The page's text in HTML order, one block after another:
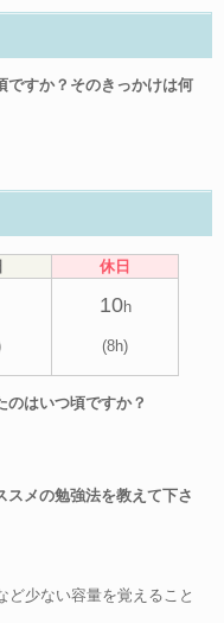
ですか？そのきっかけは何
休日
10h
(8h)
のはいつ頃ですか？
メの勉強法を教えて下さ
ど少ない容量を覚えること